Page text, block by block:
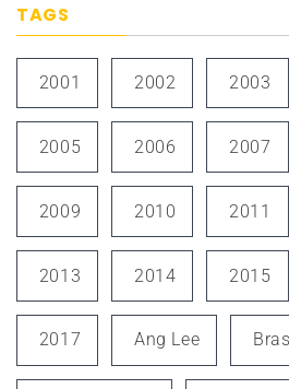
TAGS
2001 2002 2003
2005 2006 2007
2009 2010 2011
2013 2014 2015
2017 Ang Lee